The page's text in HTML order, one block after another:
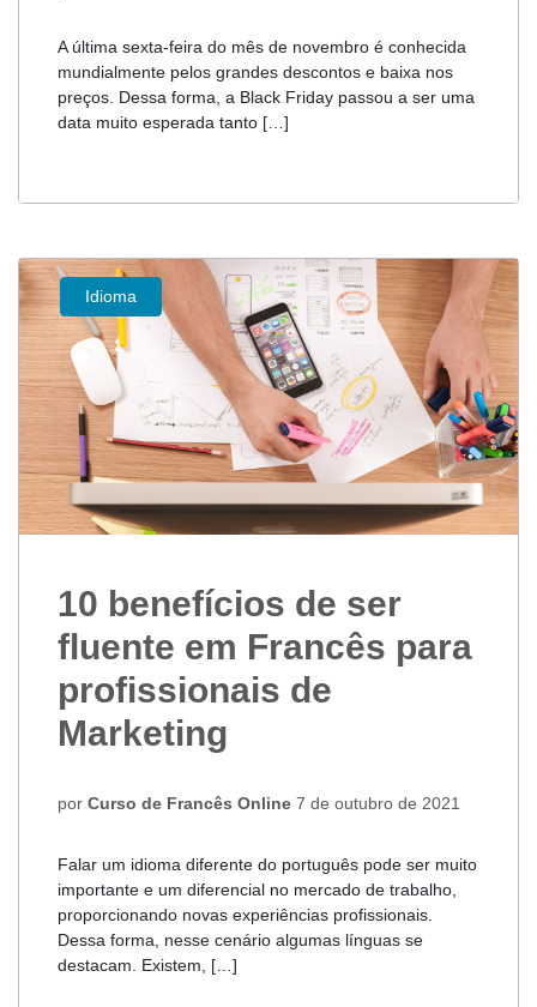
A última sexta-feira do mês de novembro é conhecida
mundialmente pelos grandes descontos e baixa nos
preços. Dessa forma, a Black Friday passou a ser uma
data muito esperada tanto […]
Idioma
10 benefícios de ser
fluente em Francês para
profissionais de
Marketing
por Curso de Francês Online 7 de outubro de 2021
Falar um idioma diferente do português pode ser muito
importante e um diferencial no mercado de trabalho,
proporcionando novas experiências profissionais.
Dessa forma, nesse cenário algumas línguas se
destacam. Existem, […]